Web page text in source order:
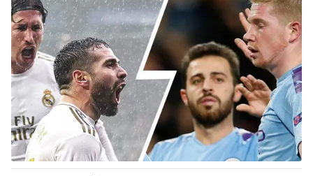
VTV Money VTV Thể thao
VTV Sức khoẻ Bất động sản
Thị trường 24h Tấm lòng Việt
VTV4 Vươn mình bằng AI